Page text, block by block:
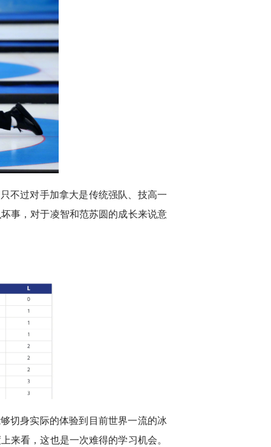
不过对手加拿大是传统强队、技高一
事，对于凌智和范苏圆的成长来说意
切身实际的体验到目前世界一流的冰
来看，这也是一次难得的学习机会。